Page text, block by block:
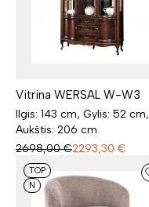
Vitrina WERSAL W-W3
Ilgis: 143 cm, Gylis: 52 cm,
Aukštis: 206 cm
2698,00 €2293,30 €
TOP
N